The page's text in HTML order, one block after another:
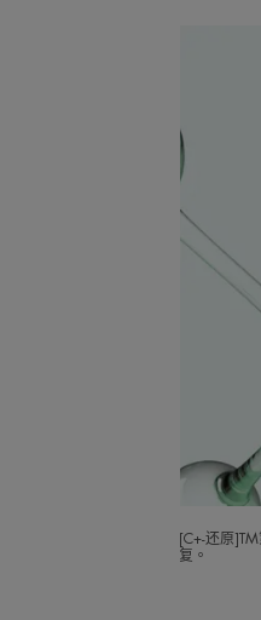
[C+-还原
复。